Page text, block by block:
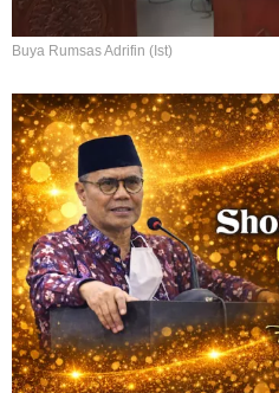
Buya Rumsas Adrifin (Ist)